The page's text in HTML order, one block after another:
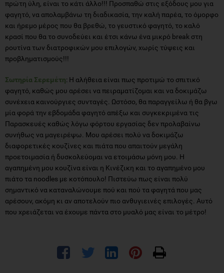
πρώτη ύλη, είναι το κάτι άλλο!!! Προσπαθώ στις εξόδους μου για
φαγητό, να απολαμβάνω τη διαδικασία, την καλή παρέα, το όμορφο
και ήρεμο μέρος που θα βρεθώ, το γευστικό φαγητό, το καλό
κρασί που θα το συνοδεύει και έτσι κάνω ένα μικρό break στη
ρουτίνα των διατροφικών μου επιλογών, χωρίς τύψεις και
προβληματισμούς!!!
Σωτηρία Σερεμέτη: Η αλήθεια είναι πως προτιμώ το σπιτικό
φαγητό, καθώς μου αρέσει να πειραματίζομαι και να δοκιμάζω
συνέχεια καινούργιες συνταγές. Ωστόσο, θα παραγγείλω ή θα βγω
μία φορά την εβδομάδα φαγητό απέξω και συγκεκριμένα τις
Παρασκευές καθώς λόγω φόρτου εργασίας δεν προλαβαίνω
συνήθως να μαγειρέψω. Μου αρέσει πολύ να δοκιμάζω
διαφορετικές κουζίνες και πιάτα που απαιτούν μεγάλη
προετοιμασία ή δυσκολεύομαι να ετοιμάσω μόνη μου. Η
αγαπημένη μου κουζίνα είναι η Κινέζικη και το αγαπημένο μου
πιάτο τα noodles με κοτόπουλο! Πιστεύω πως είναι πολύ
σημαντικό να καταναλώνουμε πού και πού τα φαγητά που μας
αρέσουν, ακόμη κι αν αποτελούν πιο ανθυγιεινές επιλογές. Αυτό
που χρειάζεται να έχουμε πάντα στο μυαλό μας είναι το μέτρο!